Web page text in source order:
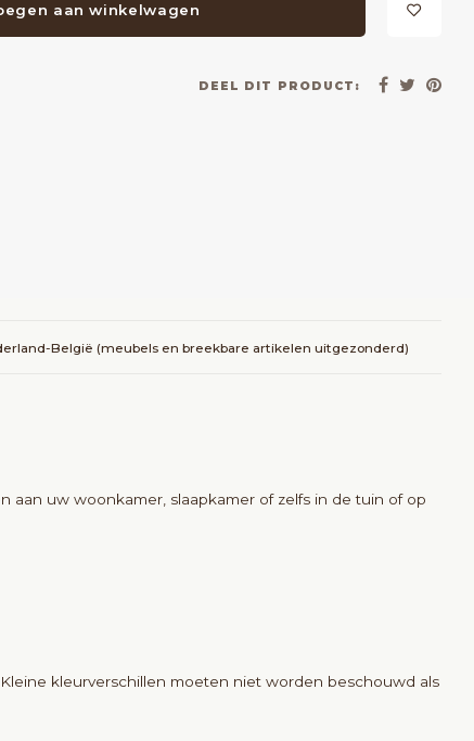
aan winkelwagen
DEEL DIT PRODUCT:
België (meubels en breekbare artikelen uitgezonderd)
uw woonkamer, slaapkamer of zelfs in de tuin of op
kleurverschillen moeten niet worden beschouwd als